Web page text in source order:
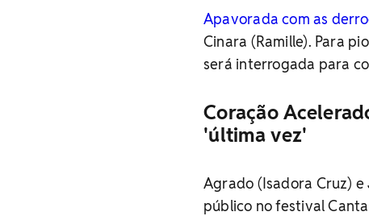
Apavorada com as
Cinara (Ramille). Para
será interrogada para
Coração
'última vez'
Agrado (Isadora Cruz) e
público no festival